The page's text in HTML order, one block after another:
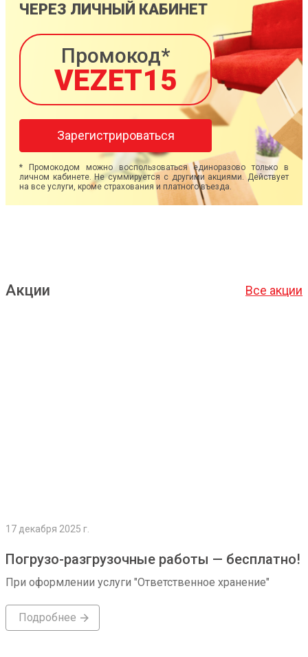
ЧЕРЕЗ ЛИЧНЫЙ КАБИНЕТ
Промокод*
VEZET15
Зарегистрироваться
* Промокодом можно воспользоваться единоразово только в
личном кабинете. Не суммируется с другими акциями. Действует
на все услуги, кроме страхования и платного въезда.
Акции Все акции
17 декабря 2025 г.
Погрузо-разгрузочные работы — бесплатно!
При оформлении услуги "Ответственное хранение"
Подробнее